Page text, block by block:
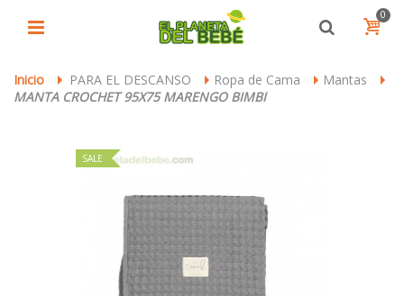
0
Inicio > PARA EL DESCANSO > Ropa de Cama > Mantas >
MANTA CROCHET 95X75 MARENGO BIMBI
SALE